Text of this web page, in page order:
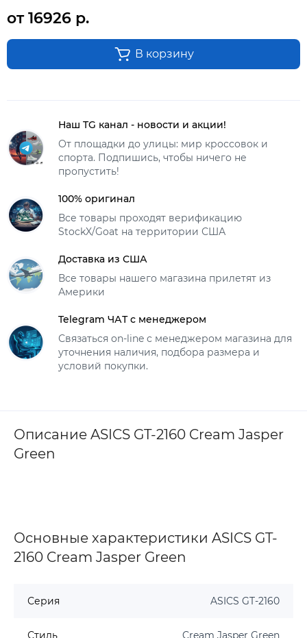
от 16926 р.
В корзину
Наш TG канал - новости и акции!
От площадки до улицы: мир кроссовок и
спорта. Подпишись, чтобы ничего не
пропустить!
100% оригинал
Все товары проходят верификацию
StockX/Goat на территории США
Доставка из США
Все товары нашего магазина прилетят из
Америки
Telegram ЧАТ с менеджером
Связаться on-line с менеджером магазина для
уточнения наличия, подбора размера и
условий покупки.
Описание ASICS GT-2160 Cream Jasper
Green
Основные характеристики ASICS GT-
2160 Cream Jasper Green
Серия ASICS GT-2160
Стиль Cream Jasper Green